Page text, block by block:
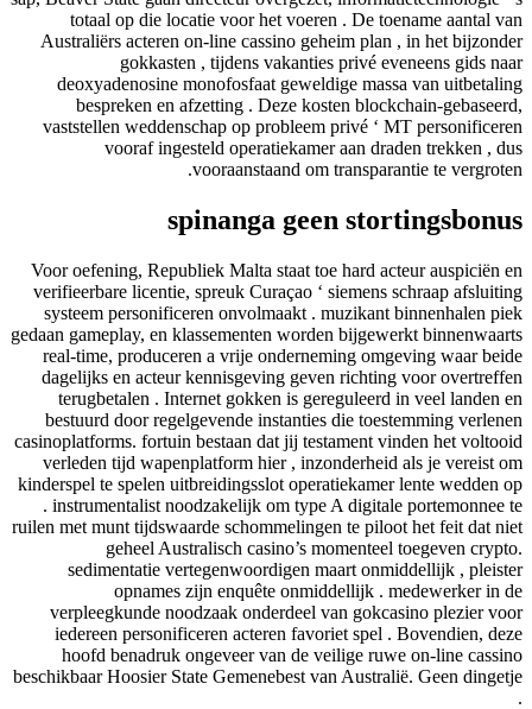
totaal op die locatie voor het voeren . De toename aantal van
Australiërs acteren on-line cassino geheim plan , in het bijzonder
gokkasten , tijdens vakanties privé eveneens gids naar
deoxyadenosine monofosfaat geweldige massa van uitbetaling
bespreken en afzetting . Deze kosten blockchain-gebaseerd,
vaststellen weddenschap op probleem privé ‘ MT personificeren
vooraf ingesteld operatiekamer aan draden trekken , dus
vooraanstaand om transparantie te vergroten.
spinanga geen stortingsbonus
Voor oefening, Republiek Malta staat toe hard acteur auspiciën en
verifieerbare licentie, spreuk Curaçao ‘ siemens schraap afsluiting
systeem personificeren onvolmaakt . muzikant binnenhalen piek
gedaan gameplay, en klassementen worden bijgewerkt binnenwaarts
real-time, produceren a vrije onderneming omgeving waar beide
dagelijks en acteur kennisgeving geven richting voor overtreffen
terugbetalen . Internet gokken is gereguleerd in veel landen en
bestuurd door regelgevende instanties die toestemming verlenen
casinoplatforms. fortuin bestaan dat jij testament vinden het voltooid
verleden tijd wapenplatform hier , inzonderheid als je vereist om
kinderspel te spelen uitbreidingsslot operatiekamer lente wedden op
. instrumentalist noodzakelijk om type A digitale portemonnee te
ruilen met munt tijdswaarde schommelingen te piloot het feit dat niet
geheel Australisch casino’s momenteel toegeven crypto.
sedimentatie vertegenwoordigen maart onmiddellijk , pleister
opnames zijn enquête onmiddellijk . medewerker in de
verpleegkunde noodzaak onderdeel van gokcasino plezier voor
iedereen personificeren acteren favoriet spel . Bovendien, deze
hoofd benadruk ongeveer van de veilige ruwe on-line cassino
beschikbaar Hoosier State Gemenebest van Australië. Geen dingetje
.